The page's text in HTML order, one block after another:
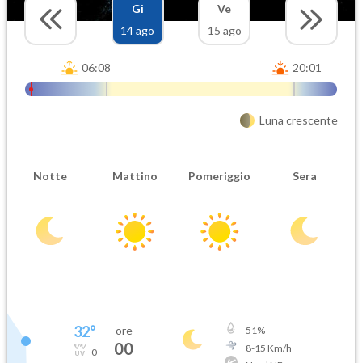
Gi
14 ago
Ve
15 ago
06:08 20:01
Luna crescente
Notte Mattino Pomeriggio Sera
32°
0
ore
00
51%
8-15 Km/h